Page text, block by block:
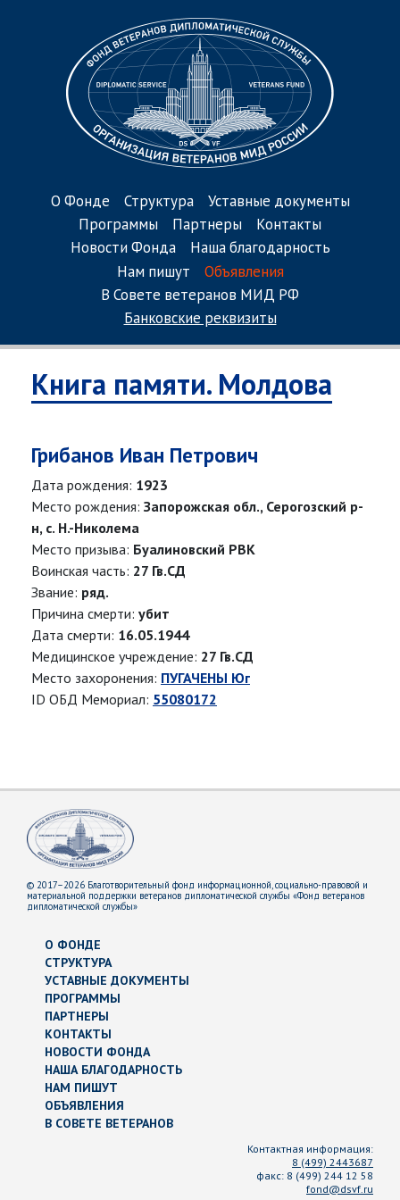
О Фонде Структура
Уставные документы
Программы
Партнеры
Контакты
Новости Фонда
Наша благодарность
Нам пишут
Объявления
В Совете ветеранов МИД РФ
Банковские реквизиты
Книга памяти. Молдова
Грибанов Иван Петрович
Дата рождения: 1923
Место рождения: Запорожская обл., Серогозский р-
н, с. Н.-Николема
Место призыва: Буалиновский РВК
Воинская часть: 27 Гв.СД
Звание: ряд.
Причина смерти: убит
Дата смерти: 16.05.1944
Медицинское учреждение: 27 Гв.СД
Место захоронения: ПУГАЧЕНЫ Юг
ID ОБД Мемориал: 55080172
© 2017–2026 Благотворительный фонд информационной, социально-правовой и
материальной поддержки ветеранов дипломатической службы «Фонд ветеранов
дипломатической службы»
О ФОНДЕ
СТРУКТУРА
УСТАВНЫЕ ДОКУМЕНТЫ
ПРОГРАММЫ
ПАРТНЕРЫ
КОНТАКТЫ
НОВОСТИ ФОНДА
НАША БЛАГОДАРНОСТЬ
НАМ ПИШУТ
ОБЪЯВЛЕНИЯ
В СОВЕТЕ ВЕТЕРАНОВ
Контактная информация:
8 (499) 2443687
факс: 8 (499) 244 12 58
fond@dsvf.ru